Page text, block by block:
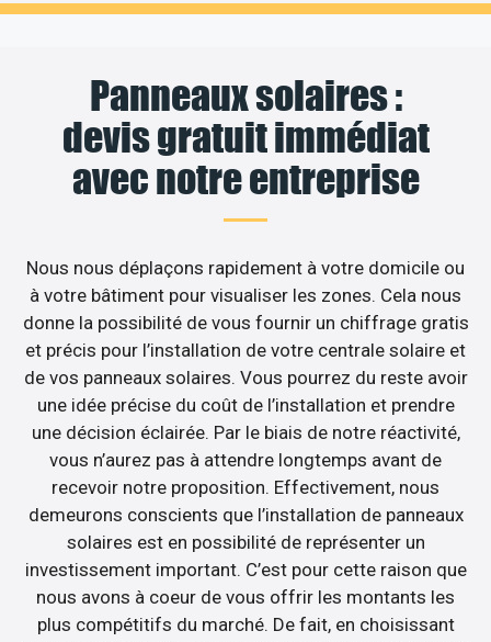
Panneaux solaires :
devis gratuit immédiat
avec notre entreprise
Nous nous déplaçons rapidement à votre domicile ou
à votre bâtiment pour visualiser les zones. Cela nous
donne la possibilité de vous fournir un chiffrage gratis
et précis pour l’installation de votre centrale solaire et
de vos panneaux solaires. Vous pourrez du reste avoir
une idée précise du coût de l’installation et prendre
une décision éclairée. Par le biais de notre réactivité,
vous n’aurez pas à attendre longtemps avant de
recevoir notre proposition. Effectivement, nous
demeurons conscients que l’installation de panneaux
solaires est en possibilité de représenter un
investissement important. C’est pour cette raison que
nous avons à coeur de vous offrir les montants les
plus compétitifs du marché. De fait, en choisissant